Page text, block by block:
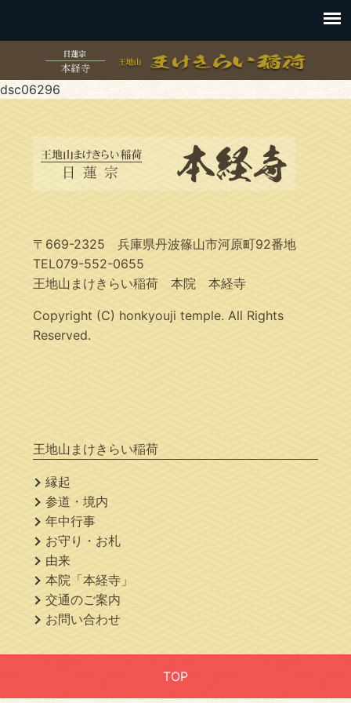
dsc06296
〒669-2325 兵庫県丹波篠山市河原町92番地
TEL079-552-0655
王地山まけきらい稲荷 本院 本経寺
Copyright (C) honkyouji temple. All Rights
Reserved.
王地山まけきらい稲荷
縁起
参道・境内
年中行事
お守り・お札
由来
本院「本経寺」
交通のご案内
お問い合わせ
TOP